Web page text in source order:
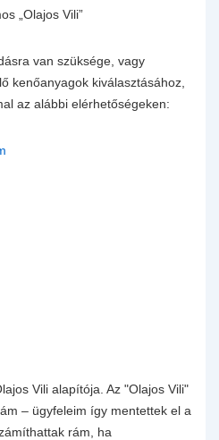
„Olajos Vili”
van szüksége, vagy
kenőanyagok kiválasztásához,
az alábbi elérhetőségeken:
Vili alapítója. Az "Olajos Vili"
– ügyfeleim így mentettek el a
rám, ha